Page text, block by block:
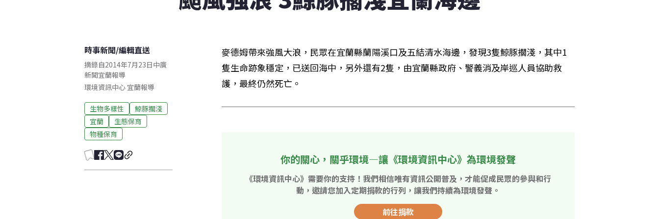
時事新聞/編輯直送
摘錄自2014年7月23日中廣
新聞宜蘭報導
環境資訊中心 宜蘭報導
生物多樣性
鯨豚擱淺
宜蘭
生態保育
物種保育
麥德姆帶來強風大浪，民眾在宜蘭縣蘭陽溪口及五結清水海邊，發現3隻鯨豚擱淺，其中1
隻生命跡象穩定，已送回海中，另外還有2隻，由宜蘭縣政府、警義消及岸巡人員協助救
護，最終仍然死亡。
你的關心，關乎環境—讓《環境資訊中心》為環境發聲
《環境資訊中心》需要你的支持！我們相信唯有資訊公開普及，才能促成民眾的參與和行
動，邀請您加入定期捐款的行列，讓我們持續為環境發聲。
前往捐款